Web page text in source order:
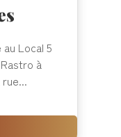
Local 5
à